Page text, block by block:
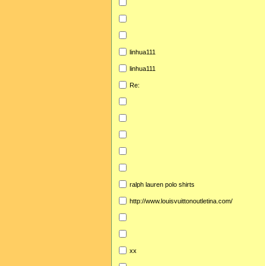
linhua111
linhua111
Re:
ralph lauren polo shirts
http://www.louisvuittonoutletina.com/
xx